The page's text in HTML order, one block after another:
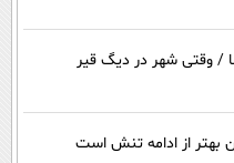
/ وقتی شهر در دیگ قیر
بهتر از ادامه تنش است